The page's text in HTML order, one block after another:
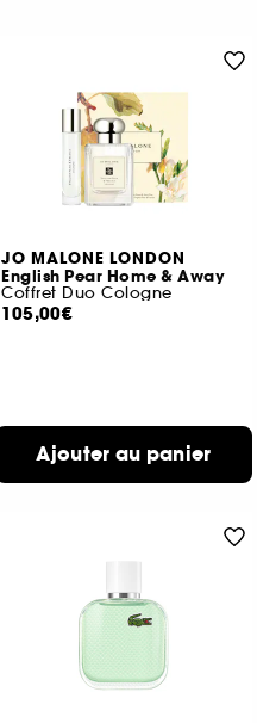
JO MALONE LONDON
English Pear Home & Away
Coffret Duo Cologne
105,00€
Ajouter au panier